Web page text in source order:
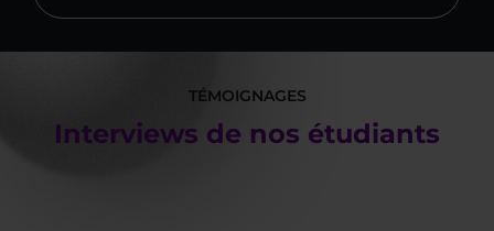
TÉMOIGNAGES
Interviews de nos étudiants